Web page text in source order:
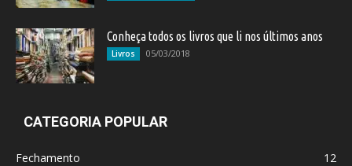
Conheça todos os livros que li nos últimos anos
Livros 05/03/2018
CATEGORIA POPULAR
Fechamento
12